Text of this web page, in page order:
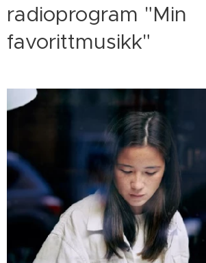
radioprogram "Min
favorittmusikk"